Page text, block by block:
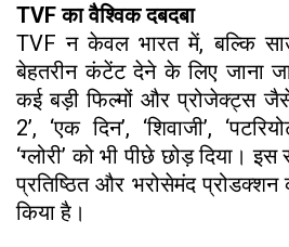
TVF का वैश्विक दबदबा
TVF न केवल भारत में, बल्कि
बेहतरीन कंटेंट देने के लिए जाना
कई बड़ी फिल्मों और प्रोजेक्ट्स जैसे
2’, ‘एक दिन’, ‘शिवाजी’,
‘ग्लोरी’ को भी पीछे छोड़ दिया।
प्रतिष्ठित और भरोसेमंद
किया है।